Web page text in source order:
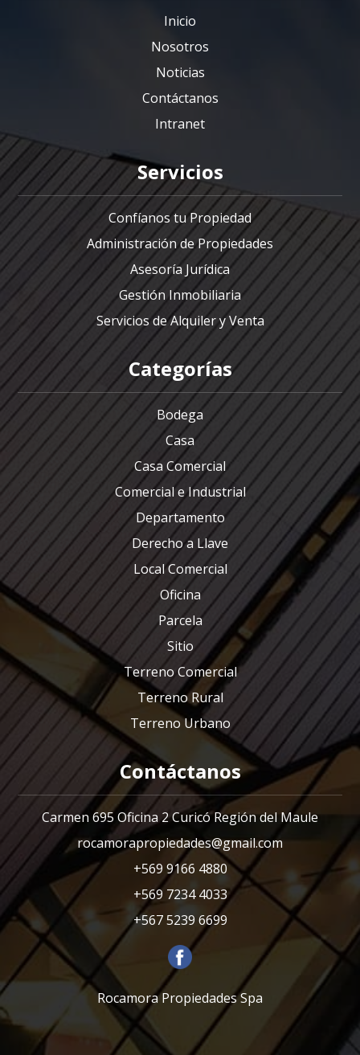
Inicio
Nosotros
Noticias
Contáctanos
Intranet
Servicios
Confíanos tu Propiedad
Administración de Propiedades
Asesoría Jurídica
Gestión Inmobiliaria
Servicios de Alquiler y Venta
Categorías
Bodega
Casa
Casa Comercial
Comercial e Industrial
Departamento
Derecho a Llave
Local Comercial
Oficina
Parcela
Sitio
Terreno Comercial
Terreno Rural
Terreno Urbano
Contáctanos
Carmen 695 Oficina 2 Curicó Región del Maule
rocamorapropiedades@gmail.com
+569 9166 4880
+569 7234 4033
+567 5239 6699
Rocamora Propiedades Spa